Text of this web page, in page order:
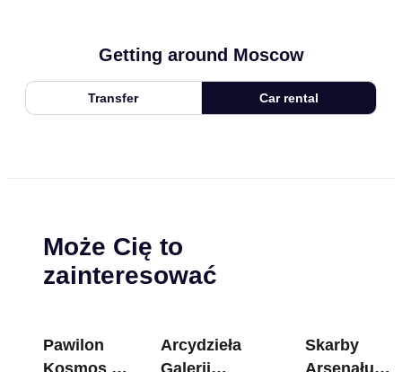
Getting around Moscow
Transfer Car rental
Może Cię to
zainteresować
Pawilon
Arcydzieła
Skarby